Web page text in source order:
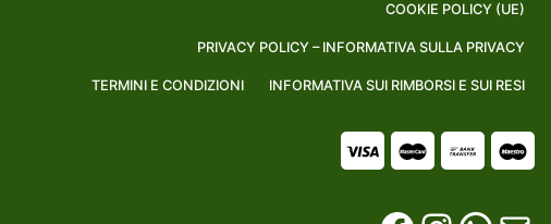
COOKIE POLICY (UE)
PRIVACY POLICY – INFORMATIVA SULLA PRIVACY
TERMINI E CONDIZIONI INFORMATIVA SUI RIMBORSI E SUI RESI